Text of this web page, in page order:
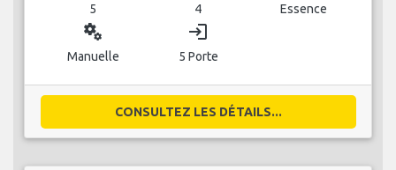
5 4 Essence
miscellaneous_services
Manuelle
login
5 Porte
CONSULTEZ LES DÉTAILS...